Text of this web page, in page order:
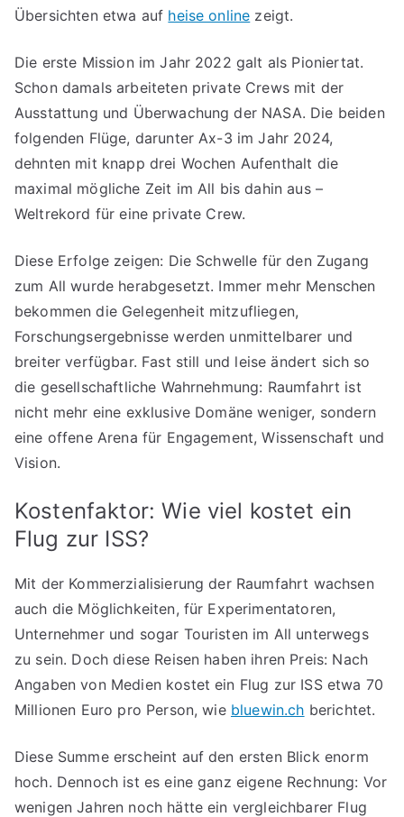
Übersichten etwa auf heise online zeigt.
Die erste Mission im Jahr 2022 galt als Pioniertat.
Schon damals arbeiteten private Crews mit der
Ausstattung und Überwachung der NASA. Die beiden
folgenden Flüge, darunter Ax-3 im Jahr 2024,
dehnten mit knapp drei Wochen Aufenthalt die
maximal mögliche Zeit im All bis dahin aus –
Weltrekord für eine private Crew.
Diese Erfolge zeigen: Die Schwelle für den Zugang
zum All wurde herabgesetzt. Immer mehr Menschen
bekommen die Gelegenheit mitzufliegen,
Forschungsergebnisse werden unmittelbarer und
breiter verfügbar. Fast still und leise ändert sich so
die gesellschaftliche Wahrnehmung: Raumfahrt ist
nicht mehr eine exklusive Domäne weniger, sondern
eine offene Arena für Engagement, Wissenschaft und
Vision.
Kostenfaktor: Wie viel kostet ein
Flug zur ISS?
Mit der Kommerzialisierung der Raumfahrt wachsen
auch die Möglichkeiten, für Experimentatoren,
Unternehmer und sogar Touristen im All unterwegs
zu sein. Doch diese Reisen haben ihren Preis: Nach
Angaben von Medien kostet ein Flug zur ISS etwa 70
Millionen Euro pro Person, wie bluewin.ch berichtet.
Diese Summe erscheint auf den ersten Blick enorm
hoch. Dennoch ist es eine ganz eigene Rechnung: Vor
wenigen Jahren noch hätte ein vergleichbarer Flug